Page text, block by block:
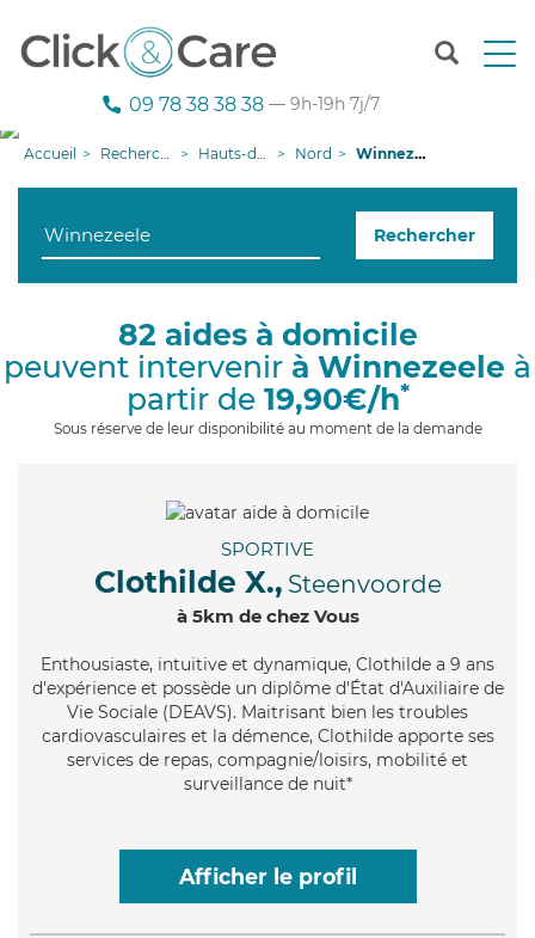
T
n
g
i
09 78 38 38 38 — 9h-19h 7j/7
Accueil Recherche aide à domicile Hauts-de-France Nord Winnezeele
Rechercher
82 aides à domicile
peuvent intervenir à Winnezeele à
partir de 19,90€/h*
Sous réserve de leur disponibilité au moment de la demande
SPORTIVE
Clothilde X., Steenvoorde
à 5km de chez Vous
Enthousiaste, intuitive et dynamique, Clothilde a 9 ans
d'expérience et possède un diplôme d'État d'Auxiliaire de
Vie Sociale (DEAVS). Maitrisant bien les troubles
cardiovasculaires et la démence, Clothilde apporte ses
services de repas, compagnie/loisirs, mobilité et
surveillance de nuit*
Afficher le profil